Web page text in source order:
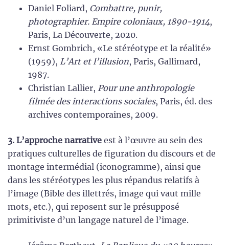
Daniel Foliard, Combattre, punir,
photographier. Empire coloniaux, 1890-1914,
Paris, La Découverte, 2020.
Ernst Gombrich, «Le stéréotype et la réalité»
(1959), L’Art et l’illusion, Paris, Gallimard,
1987.
Christian Lallier, Pour une anthropologie
filmée des interactions sociales, Paris, éd. des
archives contemporaines, 2009.
3. L’approche narrative est à l’œuvre au sein des
pratiques culturelles de figuration du discours et de
montage intermédial (iconogramme), ainsi que
dans les stéréotypes les plus répandus relatifs à
l’image (Bible des illettrés, image qui vaut mille
mots, etc.), qui reposent sur le présupposé
primitiviste d’un langage naturel de l’image.